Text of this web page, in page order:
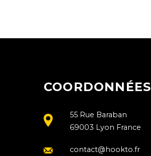
COORDONNÉES
55 Rue Baraban
69003 Lyon France
contact@hookto.fr